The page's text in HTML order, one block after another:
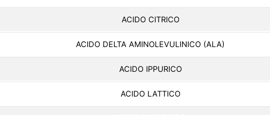
ACIDO CITRICO
ACIDO DELTA AMINOLEVULINICO (ALA)
ACIDO IPPURICO
ACIDO LATTICO